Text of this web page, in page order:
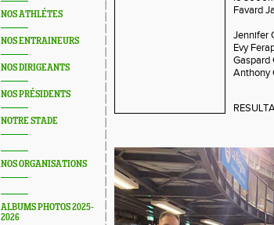
NOS ATHLÉTES
NOS ENTRAINEURS
NOS DIRIGEANTS
NOS PRÉSIDENTS
NOTRE STADE
NOS ORGANISATIONS
ALBUMS PHOTOS 2025-
2026
Favard
Jennifer
Evy
Gaspard
Anthony